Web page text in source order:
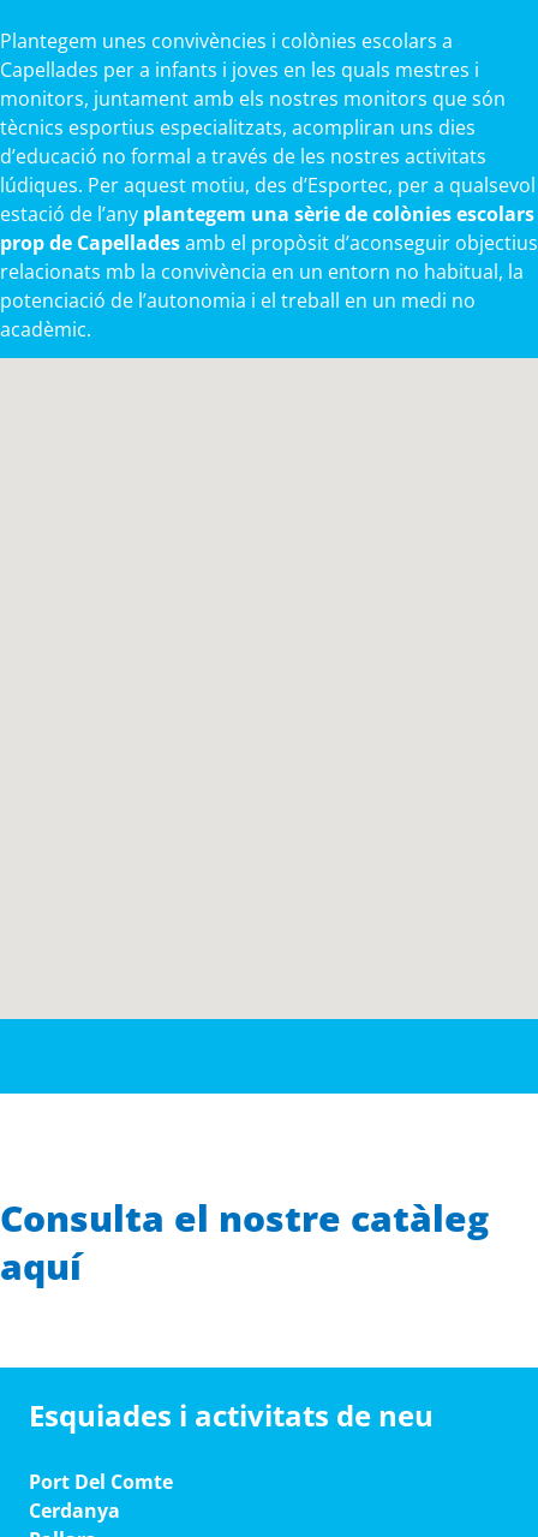
Plantegem unes convivències i colònies escolars a
Capellades per a infants i joves en les quals mestres i
monitors, juntament amb els nostres monitors que són
tècnics esportius especialitzats, acompliran uns dies
d’educació no formal a través de les nostres activitats
lúdiques. Per aquest motiu, des d’Esportec, per a qualsevol
estació de l’any plantegem una sèrie de colònies escolars
prop de Capelladesamb el propòsit d’aconseguir objectius
relacionats mb la convivència en un entorn no habitual, la
potenciació de l’autonomia i el treball en un medi no
acadèmic.
Consulta el nostre catàleg
aquí
Esquiades i activitats de neu
Port Del Comte
Cerdanya